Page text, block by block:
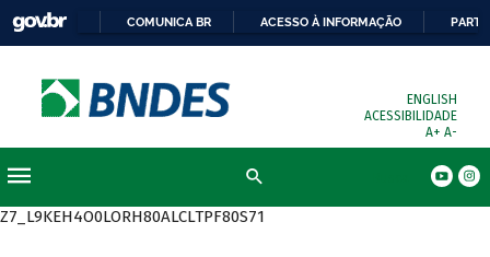
COMUNICA BR ACESSO À INFORMAÇÃO
ENGLISH
ACESSIBILIDADE
A+ A-
Z7_L9KEH4O0LORH80ALCLTPF80S71